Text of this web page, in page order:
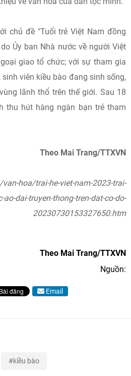
chủ đề "Tuổi trẻ Việt Nam đồng
Ủy ban Nhà nước về người Việt
giao tổ chức; với sự tham gia
viên kiều bào đang sinh sống,
lãnh thổ trên thế giới. Sau 18
thu hút hàng ngàn bạn trẻ tham
Theo Mai Trang/TTXVN
hoa/trai-he-viet-nam-2023-trai-
ao-dai-truyen-thong-tren-dat-co-do-
20230730153327650.htm
Theo Mai Trang/TTXVN
Nguồn:
Email
kiều bào